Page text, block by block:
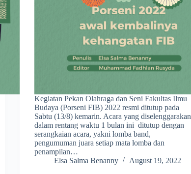
Kegiatan Pekan Olahraga dan Seni Fakultas Ilmu
Budaya (Porseni FIB) 2022 resmi ditutup pada
Sabtu (13/8) kemarin. Acara yang diselenggarakan
dalam rentang waktu 1 bulan ini ditutup dengan
serangkaian acara, yakni lomba band,
pengumuman juara setiap mata lomba dan
penampilan…
Elsa Salma Benanny
August 19, 2022